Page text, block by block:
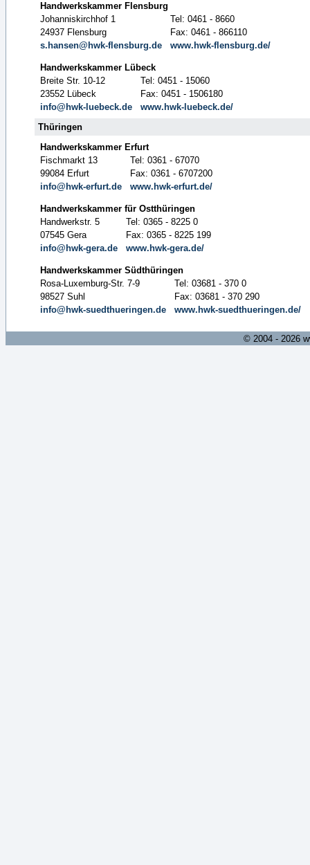
Handwerkskammer Flensburg
Johanniskirchhof 1
Tel: 0461 - 8660
24937 Flensburg
Fax: 0461 - 866110
s.hansen@hwk-flensburg.de
www.hwk-flensburg.de/
Handwerkskammer Lübeck
Breite Str. 10-12
Tel: 0451 - 15060
23552 Lübeck
Fax: 0451 - 1506180
info@hwk-luebeck.de
www.hwk-luebeck.de/
Thüringen
Handwerkskammer Erfurt
Fischmarkt 13
Tel: 0361 - 67070
99084 Erfurt
Fax: 0361 - 6707200
info@hwk-erfurt.de
www.hwk-erfurt.de/
Handwerkskammer für Ostthüringen
Handwerkstr. 5
Tel: 0365 - 8225 0
07545 Gera
Fax: 0365 - 8225 199
info@hwk-gera.de
www.hwk-gera.de/
Handwerkskammer Südthüringen
Rosa-Luxemburg-Str. 7-9
Tel: 03681 - 370 0
98527 Suhl
Fax: 03681 - 370 290
info@hwk-suedthueringen.de
www.hwk-suedthueringen.de/
© 2004 - 2026